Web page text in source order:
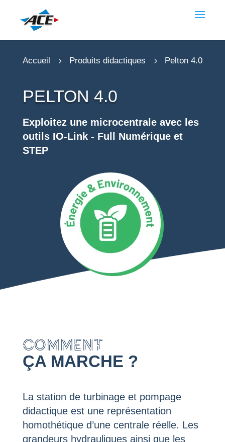
Accueil 5 Produits didactiques 5 Pelton 4.0
PELTON 4.0
Exploitez une microcentrale avec les
outils IO-Link - Full Numérique et
STEP
COMMENT
ÇA MARCHE ?
La station de turbinage et pompage
didactique est une représentation
homothétique d’une centrale réelle. Les
grandeurs hydrauliques ainsi que les